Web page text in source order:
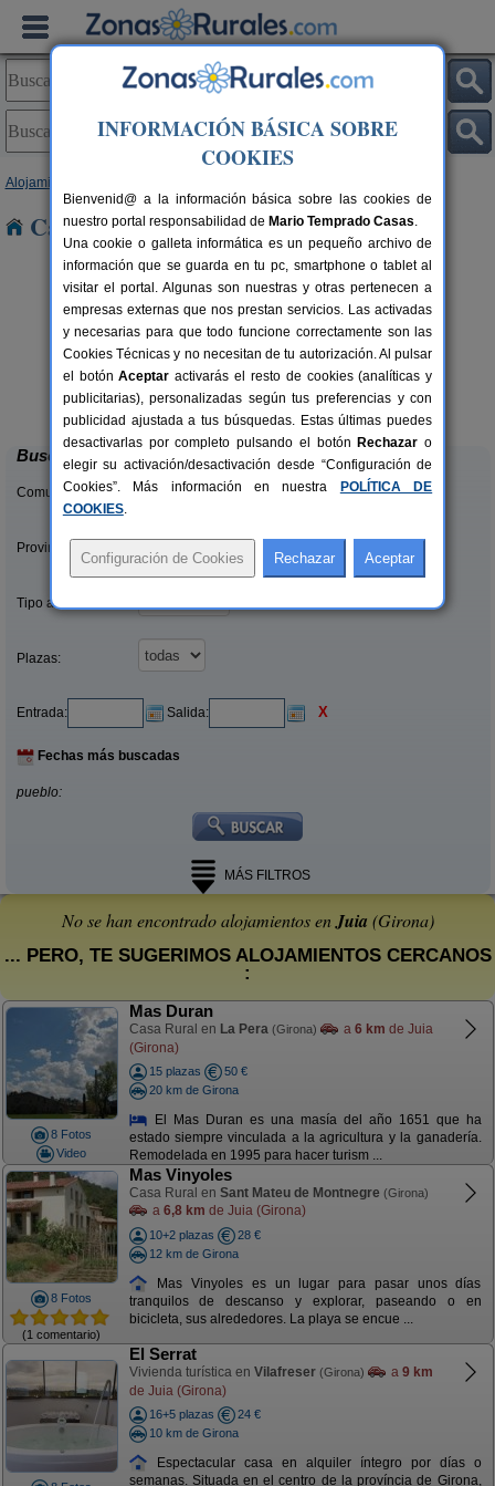
Alojamientos
Casas Rurales cerca de Juia
2-6 pers.
desde47 €
Casa Rural La Cabanya
Mata (Girona)
Buscar
Comunidades:
Provincias/Islas:
Tipo alquiler:
Plazas:
Entrada: Salida: X
Fechas más buscadas
pueblo:
MÁS FILTROS
No se han encontrado alojamientos enJuia (Girona)
... PERO, TE SUGERIMOS ALOJAMIENTOS CERCANOS
:
8 Fotos
Video
Mas Duran
Casa Rural en La Pera (Girona) a 6 km de Juia
(Girona)
15 plazas
50 €
20 km de Girona
El Mas Duran es una masía del año 1651 que ha
estado siempre vinculada a la agricultura y la ganadería.
Remodelada en 1995 para hacer turism ...
8 Fotos
(1 comentario)
Mas Vinyoles
Casa Rural en Sant Mateu de Montnegre (Girona)
a 6,8 km de Juia (Girona)
10+2 plazas
28 €
12 km de Girona
Mas Vinyoles es un lugar para pasar unos días
tranquilos de descanso y explorar, paseando o en
bicicleta, sus alrededores. La playa se encue ...
El Serrat
Vivienda turística en Vilafreser (Girona) a 9 km
de Juia (Girona)
16+5 plazas
24 €
10 km de Girona
Espectacular casa en alquiler íntegro por días o
semanas. Situada en el centro de la província de Girona,
INFORMACIÓN BÁSICA SOBRE
COOKIES
Bienvenid@ a la información básica sobre las cookies de
nuestro portal responsabilidad de Mario Temprado Casas.
Una cookie o galleta informática es un pequeño archivo de
información que se guarda en tu pc, smartphone o tablet al
visitar el portal. Algunas son nuestras y otras pertenecen a
empresas externas que nos prestan servicios. Las activadas
y necesarias para que todo funcione correctamente son las
Cookies Técnicas y no necesitan de tu autorización. Al pulsar
el botónAceptar activarás el resto de cookies (analíticas y
publicitarias), personalizadas según tus preferencias y con
publicidad ajustada a tus búsquedas. Estas últimas puedes
desactivarlas por completo pulsando el botón Rechazar o
elegir su activación/desactivación desde “Configuración de
Cookies”. Más información en nuestra
POLÍTICA DE
COOKIES.